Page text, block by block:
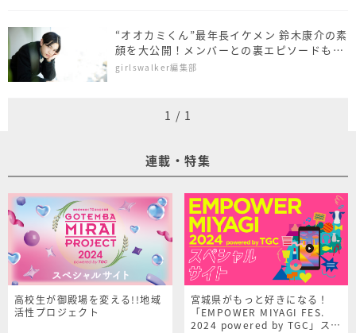
“オオカミくん”最年長イケメン 鈴木康介の素
顔を大公開！メンバーとの裏エピソードも必
見＜ITBOY＞
girlswalker編集部
1 / 1
連載・特集
高校生が御殿場を変える!!地域
活性プロジェクト
宮城県がもっと好きになる！
「EMPOWER MIYAGI FES.
2024 powered by TGC」スペ